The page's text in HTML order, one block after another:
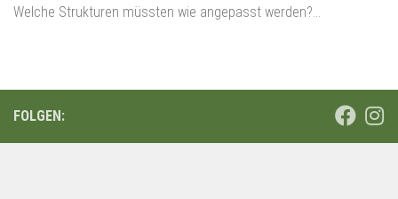
Welche Strukturen müssten wie angepasst werden?...
FOLGEN: